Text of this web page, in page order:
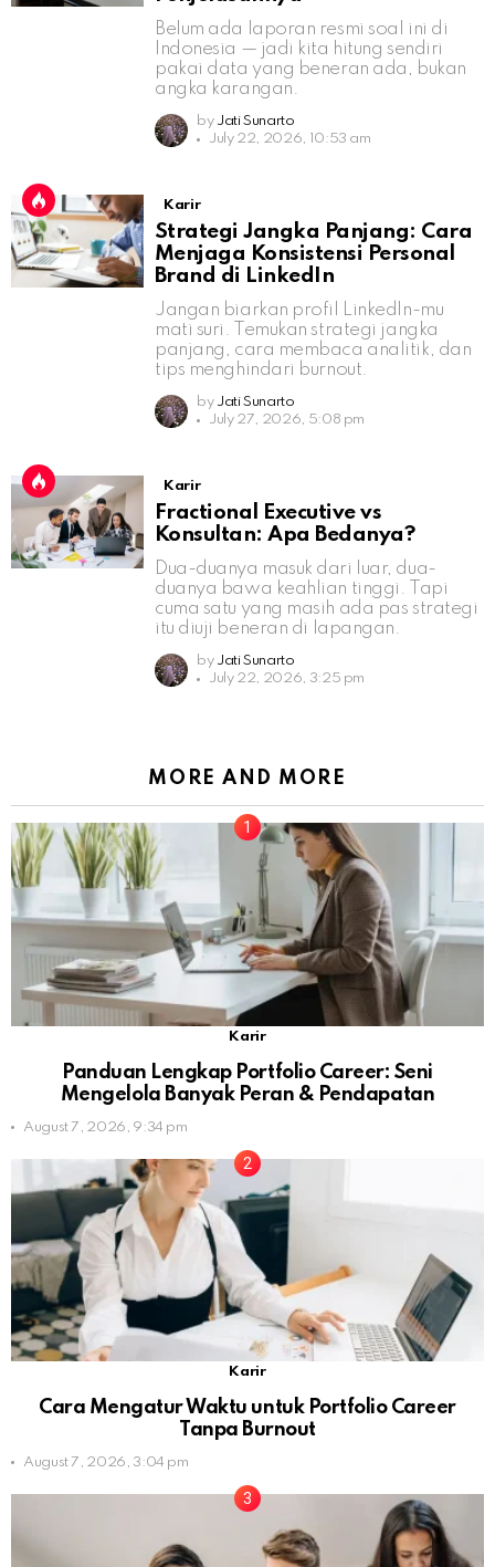
Belum ada laporan resmi soal ini di
Indonesia — jadi kita hitung sendiri
pakai data yang beneran ada, bukan
angka karangan.
by Jati Sunarto
July 22, 2026, 10:53 am
Karir
Strategi Jangka Panjang: Cara
Menjaga Konsistensi Personal
Brand di LinkedIn
Jangan biarkan profil LinkedIn-mu
mati suri. Temukan strategi jangka
panjang, cara membaca analitik, dan
tips menghindari burnout.
by Jati Sunarto
July 27, 2026, 5:08 pm
Karir
Fractional Executive vs
Konsultan: Apa Bedanya?
Dua-duanya masuk dari luar, dua-
duanya bawa keahlian tinggi. Tapi
cuma satu yang masih ada pas strategi
itu diuji beneran di lapangan.
by Jati Sunarto
July 22, 2026, 3:25 pm
MORE AND MORE
Karir
Panduan Lengkap Portfolio Career: Seni
Mengelola Banyak Peran & Pendapatan
August 7, 2026, 9:34 pm
Karir
Cara Mengatur Waktu untuk Portfolio Career
Tanpa Burnout
August 7, 2026, 3:04 pm